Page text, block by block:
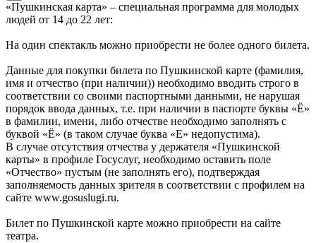
«Пушкинская карта» – специальная программа для молодых
людей от 14 до 22 лет:
На один спектакль можно приобрести не более одного билета.
Данные для покупки билета по Пушкинской карте (фамилия,
имя и отчество (при наличии)) необходимо вводить строго в
соответствии со своими паспортными данными, не нарушая
порядок ввода данных, т.е. при наличии в паспорте буквы «Ё»
в фамилии, имени, либо отчестве необходимо заполнять с
буквой «Ё» (в таком случае буква «Е» недопустима).
В случае отсутствия отчества у держателя «Пушкинской
карты» в профиле Госуслуг, необходимо оставить поле
«Отчество» пустым (не заполнять его), подтверждая
заполняемость данных зрителя в соответствии с профилем на
сайте www.gosuslugi.ru.
Билет по Пушкинской карте можно приобрести на сайте
театра.